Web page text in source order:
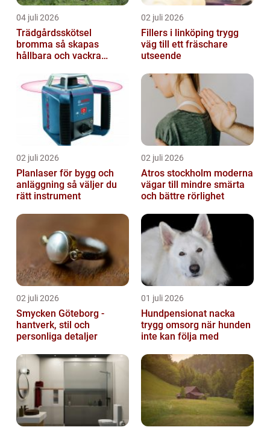
04 juli 2026
Trädgårdsskötsel
bromma så skapas
hållbara och vackra
02 juli 2026
Fillers i linköping trygg
väg till ett fräschare
utseende
02 juli 2026
Planlaser för bygg och
anläggning så väljer du
rätt instrument
02 juli 2026
Atros stockholm moderna
vägar till mindre smärta
och bättre rörlighet
02 juli 2026
Smycken Göteborg -
hantverk, stil och
personliga detaljer
01 juli 2026
Hundpensionat nacka
trygg omsorg när hunden
inte kan följa med